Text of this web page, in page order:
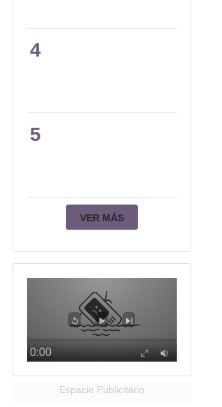
4
5
VER MÁS
Espacio Publicitario